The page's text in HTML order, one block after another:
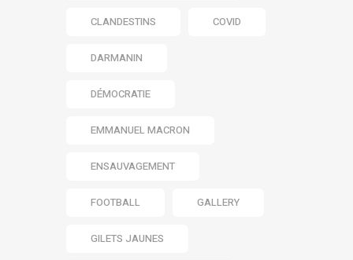
CLANDESTINS COVID
DARMANIN
DÉMOCRATIE
EMMANUEL MACRON
ENSAUVAGEMENT
FOOTBALL GALLERY
GILETS JAUNES